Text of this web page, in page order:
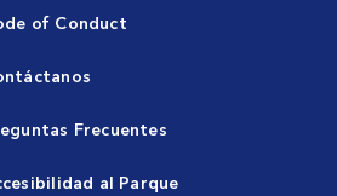
of Conduct
Frecuentes
al Parque